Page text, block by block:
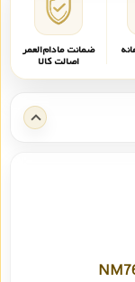
ضمانت مادام‌العمر
اصالت کالا